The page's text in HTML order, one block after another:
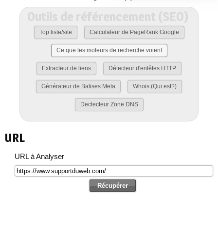
Top liste/site Calculateur de PageRank Google
Ce que les moteurs de recherche voient
Extracteur de liens Détecteur d'entêtes HTTP
Générateur de Balises Meta Whois (Qui est?)
Dectecteur Zone DNS
URL
URL à Analyser